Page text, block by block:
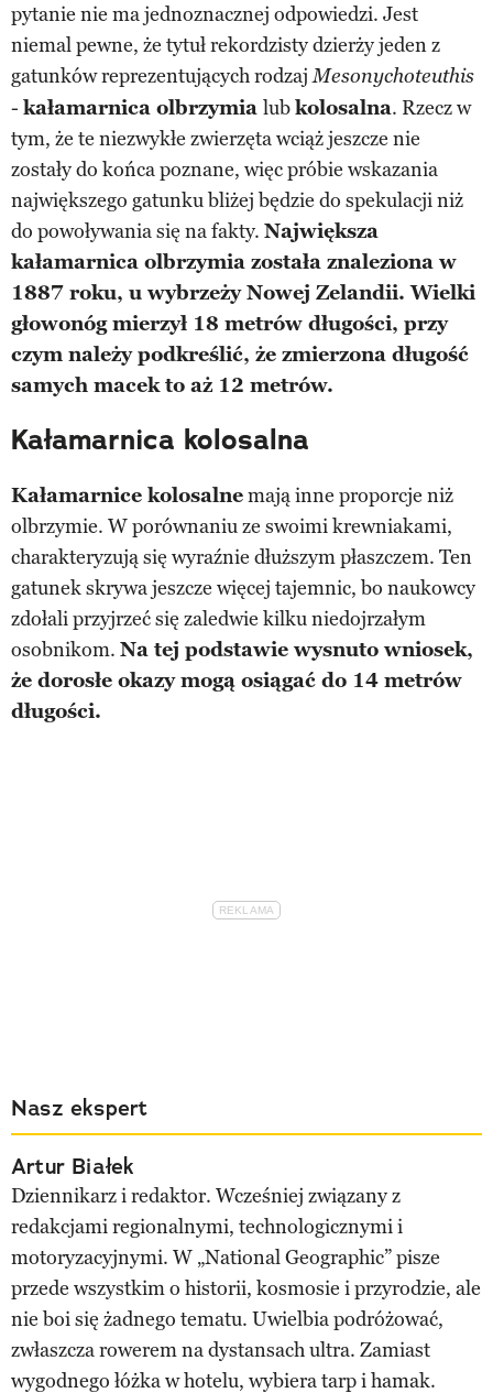
pytanie nie ma jednoznacznej odpowiedzi. Jest
niemal pewne, że tytuł rekordzisty dzierży jeden z
gatunków reprezentujących rodzajMesonychoteuthis
- kałamarnica olbrzymia lubkolosalna. Rzecz w
tym, że te niezwykłe zwierzęta wciąż jeszcze nie
zostały do końca poznane, więc próbie wskazania
największego gatunku bliżej będzie do spekulacji niż
do powoływania się na fakty. Największa
kałamarnica olbrzymia została znaleziona w
1887 roku, u wybrzeży Nowej Zelandii. Wielki
głowonóg mierzył 18 metrów długości, przy
czym należy podkreślić, że zmierzona długość
samych macek to aż 12 metrów.
Kałamarnica kolosalna
Kałamarnice kolosalnemają inne proporcje niż
olbrzymie. W porównaniu ze swoimi krewniakami,
charakteryzują się wyraźnie dłuższym płaszczem. Ten
gatunek skrywa jeszcze więcej tajemnic, bo naukowcy
zdołali przyjrzeć się zaledwie kilku niedojrzałym
osobnikom. Na tej podstawie wysnuto wniosek,
że dorosłe okazy mogą osiągać do 14 metrów
długości.
Nasz ekspert
Artur Białek
Dziennikarz i redaktor. Wcześniej związany z
redakcjami regionalnymi, technologicznymi i
motoryzacyjnymi. W „National Geographic” pisze
przede wszystkim o historii, kosmosie i przyrodzie, ale
nie boi się żadnego tematu. Uwielbia podróżować,
zwłaszcza rowerem na dystansach ultra. Zamiast
wygodnego łóżka w hotelu, wybiera tarp i hamak.